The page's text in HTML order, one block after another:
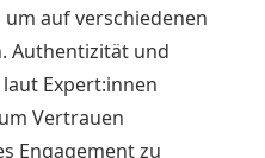
auf verschiedenen
Authentizität und
Expert:innen
Vertrauen
Engagement zu